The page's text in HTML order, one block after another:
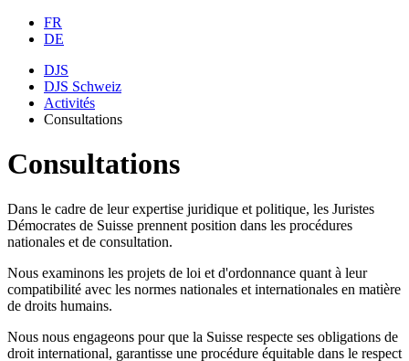
FR
DE
DJS
DJS Schweiz
Activités
Consultations
Consultations
Dans le cadre de leur expertise juridique et politique, les Juristes
Démocrates de Suisse prennent position dans les procédures
nationales et de consultation.
Nous examinons les projets de loi et d'ordonnance quant à leur
compatibilité avec les normes nationales et internationales en matière
de droits humains.
Nous nous engageons pour que la Suisse respecte ses obligations de
droit international, garantisse une procédure équitable dans le respect